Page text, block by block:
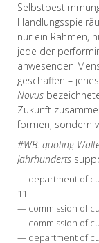
nur ein Rahmen,
jede der
anwesenden
geschaffen –
Novus
Zukunft
formen, sondern
#WB: quoting
Jahrhunderts
— department of
11
— commission of
— commission of
— department of